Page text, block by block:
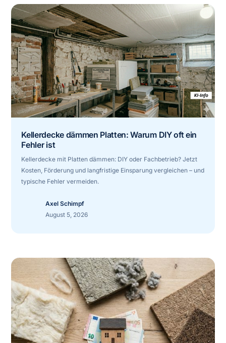
Kellerdecke dämmen Platten: Warum DIY oft ein
Fehler ist
Kellerdecke mit Platten dämmen: DIY oder Fachbetrieb? Jetzt
Kosten, Förderung und langfristige Einsparung vergleichen – und
typische Fehler vermeiden.
Axel Schimpf
August 5, 2026